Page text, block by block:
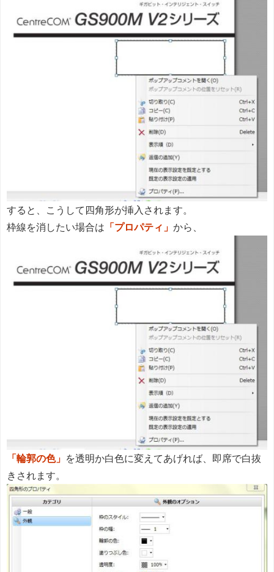
すると、こうして四角形が挿入されます。
枠線を消したい場合は 「プロパティ」 から、
「輪郭の色」
を透明か白色に変えてあげれば、即席で白抜
きされます。